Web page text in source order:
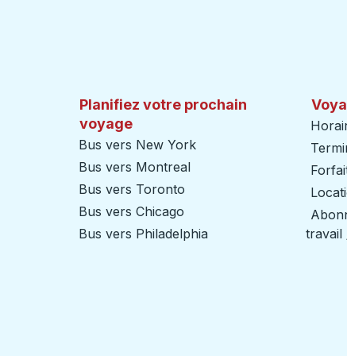
Planifiez votre prochain
voyage
Bus vers New York
Bus vers Montreal
Bus vers Toronto
Bus vers Chicago
Bus vers Philadelphia
travail